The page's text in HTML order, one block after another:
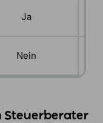
Ja
Nein
Steuerberater